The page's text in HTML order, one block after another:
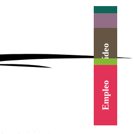
Actualidad
Agenda
Herramientas
Canal Vídeo
Cursos
Empleo